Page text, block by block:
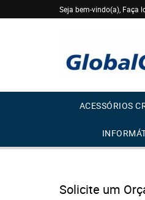
Seja bem-vindo(a), Faça
ACESSÓRIOS
Solicite um